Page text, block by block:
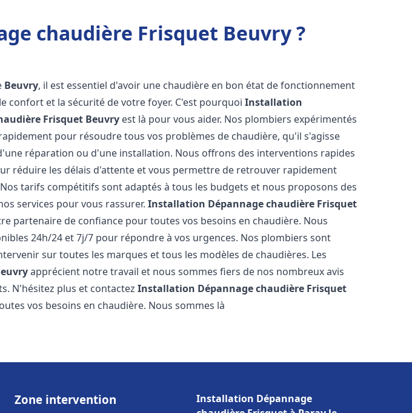
chaudière Frisquet Beuvry ?
Beuvry, il est essentiel d'avoir une chaudière en bon état de fonctionnement
confort et la sécurité de votre foyer. C'est pourquoiInstallation
Frisquet Beuvry est là pour vous aider. Nos plombiers expérimentés
pour résoudre tous vos problèmes de chaudière, qu'il s'agisse
réparation ou d'une installation. Nous offrons des interventions rapides
réduire les délais d'attente et vous permettre de retrouver rapidement
tarifs compétitifs sont adaptés à tous les budgets et nous proposons des
services pour vous rassurer.Installation Dépannage chaudière Frisquet
partenaire de confiance pour toutes vos besoins en chaudière. Nous
24h/24 et 7j/7 pour répondre à vos urgences. Nos plombiers sont
sur toutes les marques et tous les modèles de chaudières. Les
apprécient notre travail et nous sommes fiers de nos nombreux avis
N'hésitez plus et contactezInstallation Dépannage chaudière Frisquet
vos besoins en chaudière. Nous sommes là
Zone intervention
Installation Dépannage